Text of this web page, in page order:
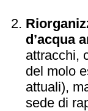
d’acqua
attracchi,
del molo
attuali),
sede di